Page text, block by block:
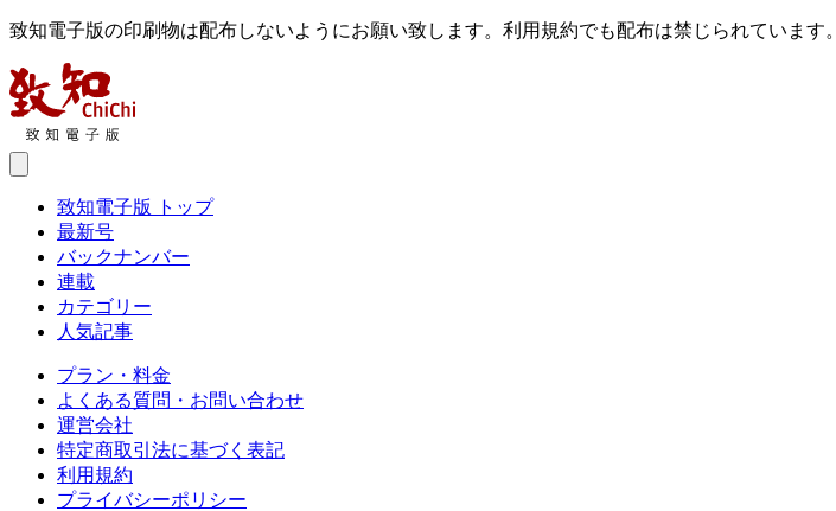
致知電子版の印刷物は配布しないようにお願い致します。利用規約でも配布は禁じられています。
致知電子版 トップ
最新号
バックナンバー
連載
カテゴリー
人気記事
プラン・料金
よくある質問・お問い合わせ
運営会社
特定商取引法に基づく表記
利用規約
プライバシーポリシー